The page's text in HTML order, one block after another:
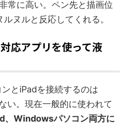
常に高い。ペン先と描画位
ヌルと反応してくれる。
応アプリを使って液
とiPadを接続するのは
い。現在一般的に使われて
、Windowsパソコン両方に